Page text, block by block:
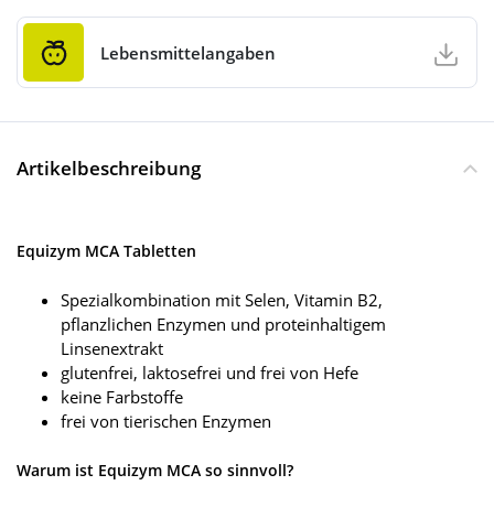
Lebensmittelangaben
Artikelbeschreibung
Equizym MCA Tabletten
Spezialkombination mit Selen, Vitamin B2,
pflanzlichen Enzymen und proteinhaltigem
Linsenextrakt
glutenfrei, laktosefrei und frei von Hefe
keine Farbstoffe
frei von tierischen Enzymen
Warum ist Equizym MCA so sinnvoll?